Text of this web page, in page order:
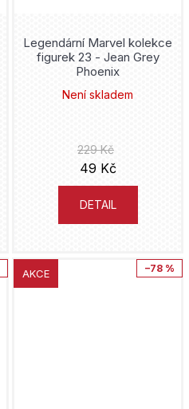
Legendární Marvel kolekce
figurek 23 - Jean Grey
Phoenix
Není skladem
229 Kč
49 Kč
DETAIL
AKCE –78 %